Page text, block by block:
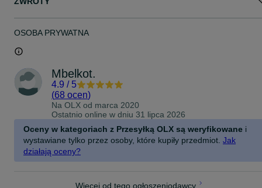
OSOBA PRYWATNA
Mbelkot.
4.9 / 5
(68 ocen)
Na OLX od marca 2020
Ostatnio online w dniu 31 lipca 2026
Oceny w kategoriach z Przesyłką OLX są weryfikowane i
wystawiane tylko przez osoby, które kupiły przedmiot. Jak
działają oceny?
Więcej od tego ogłoszeniodawcy